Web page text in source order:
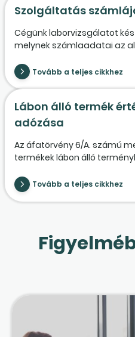
Szolgáltatás
Cégünk laborvizsgálatot
melynek számlaadatai az
Tovább a teljes cikkhez
Lábon álló termék
adózása
Az áfatörvény 6/A. számú
termékek lábon álló
Tovább a teljes cikkhez